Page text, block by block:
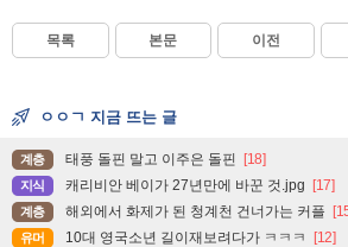
목록 본문 이전
ㅇㅇㄱ 지금 뜨는 글
계층 태풍 돌핀 말고 이주은 돌핀 [18]
지식 캐리비안 베이가 27년만에 바꾼 것.jpg [17]
계층 해외에서 화제가 된 청계천 건너가는 커플
유머 10대 영국소년 길이재보려다가 ㅋㅋㅋ [12]